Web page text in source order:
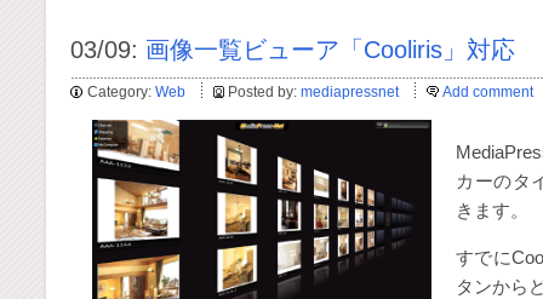
03/09: 画像一覧ビューア「Cooliris」対応
Category: Web Posted by: mediapressnet Add comment
カーのタ
きます。
すでに
タンから